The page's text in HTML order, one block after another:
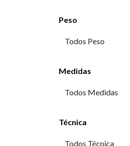
Peso
Medidas
Técnica